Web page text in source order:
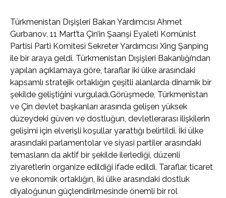
Türkmenistan Dışişleri Bakan Yardımcısı Ahmet
Gurbanov, 11 Mart’ta Çin’in Şaanşi Eyaleti Komünist
Partisi Parti Komitesi Sekreter Yardımcısı Xing Şanping
ile bir araya geldi. Türkmenistan Dışişleri Bakanlığı’ndan
yapılan açıklamaya göre, taraflar iki ülke arasındaki
kapsamlı stratejik ortaklığın çeşitli alanlarda dinamik bir
şekilde geliştiğini vurguladı.Görüşmede, Türkmenistan
ve Çin devlet başkanları arasında gelişen yüksek
düzeydeki güven ve dostluğun, devletlerarası ilişkilerin
gelişimi için elverişli koşullar yarattığı belirtildi. İki ülke
arasındaki parlamentolar ve siyasi partiler arasındaki
temasların da aktif bir şekilde ilerlediği, düzenli
ziyaretlerin organize edildiği ifade edildi. Taraflar, ticaret
ve ekonomik ortaklığın, iki ülke arasındaki dostluk
diyaloğunun güçlendirilmesinde önemli bir rol